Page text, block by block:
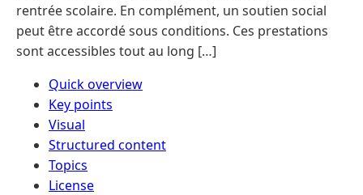
rentrée scolaire. En complément, un soutien social
peut être accordé sous conditions. Ces prestations
sont accessibles tout au long […]
Quick overview
Key points
Visual
Structured content
Topics
License